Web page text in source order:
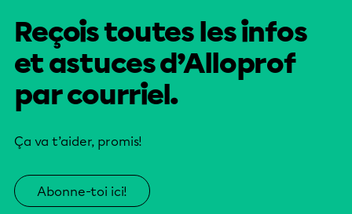
Reçois toutes les infos
et astuces d’Alloprof
par courriel.
Ça va t’aider, promis!
Abonne-toi ici!